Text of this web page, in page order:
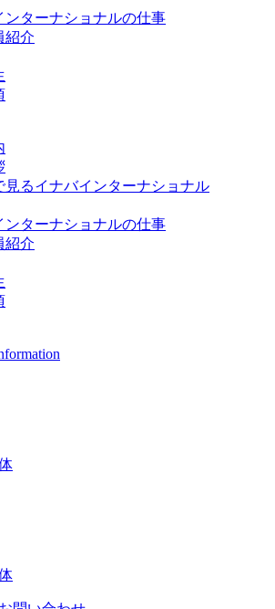
ンターナショナルの仕事
紹介
見るイナバインターナショナル
ンターナショナルの仕事
紹介